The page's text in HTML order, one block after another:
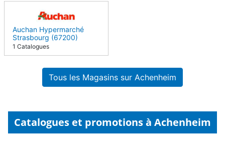
Auchan Hypermarché
Strasbourg (67200)
1 Catalogues
Tous les Magasins sur Achenheim
Catalogues et promotions à Achenheim